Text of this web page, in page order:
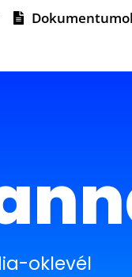
oklevél